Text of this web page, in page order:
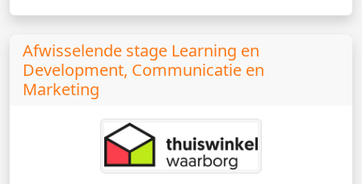
Afwisselende stage Learning en
Development, Communicatie en
Marketing